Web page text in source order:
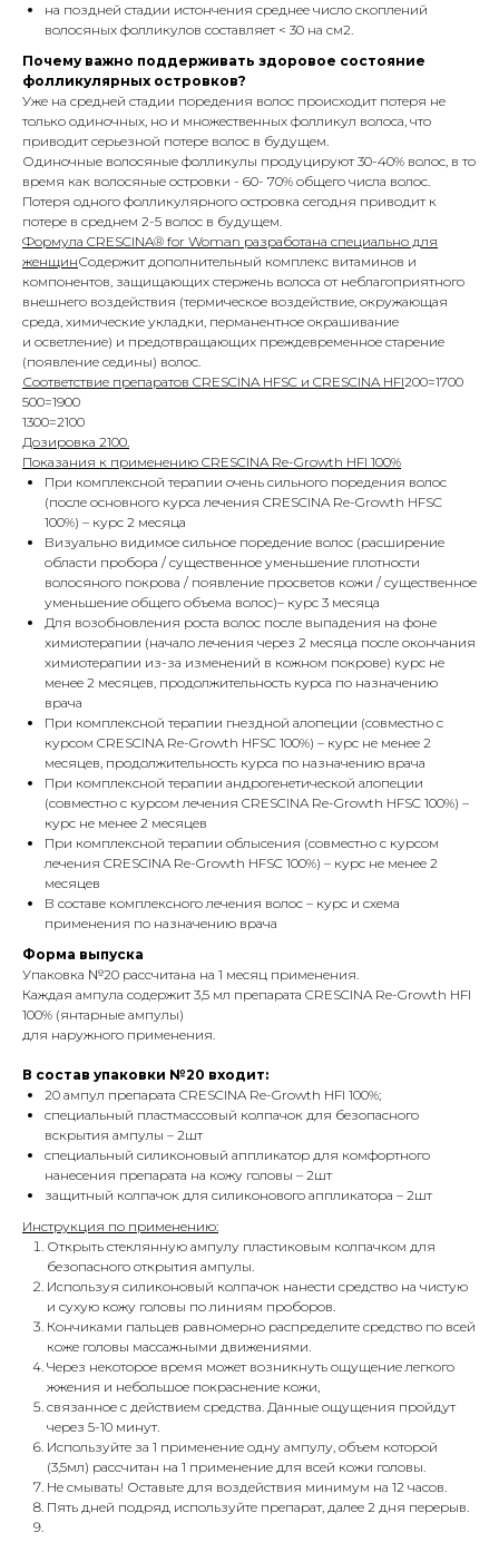
на поздней стадии истончения среднее число скоплений
волосяных фолликулов составляет < 30 на см2.
Почему важно поддерживать здоровое состояние
фолликулярных островков?
Уже на средней стадии поредения волос происходит потеря не
только одиночных, но и множественных фолликул волоса, что
приводит серьезной потере волос в будущем.
Одиночные волосяные фолликулы продуцируют 30-40% волос, в то
время как волосяные островки - 60- 70% общего числа волос.
Потеря одного фолликулярного островка сегодня приводит к
потере в среднем 2-5 волос в будущем.
Формула CRESCINA® for Woman разработана специально для
женщинСодержит дополнительный комплекс витаминов и
компонентов, защищающих стержень волоса от неблагоприятного
внешнего воздействия (термическое воздействие, окружающая
среда, химические укладки, перманентное окрашивание
и осветление) и предотвращающих преждевременное старение
(появление седины) волос.
Соответствие препаратов CRESCINA HFSC и CRESCINA HFI200=1700
500=1900
1300=2100
Дозировка 2100.
Показания к применению CRESCINA Re-Growth HFI 100%
При комплексной терапии очень сильного поредения волос
(после основного курса лечения CRESCINA Re-Growth HFSC
100%) – курс 2 месяца
Визуально видимое сильное поредение волос (расширение
области пробора / существенное уменьшение плотности
волосяного покрова / появление просветов кожи / существенное
уменьшение общего объема волос)– курс 3 месяца
Для возобновления роста волос после выпадения на фоне
химиотерапии (начало лечения через 2 месяца после окончания
химиотерапии из-за изменений в кожном покрове) курс не
менее 2 месяцев, продолжительность курса по назначению
врача
При комплексной терапии гнездной алопеции (совместно с
курсом CRESCINA Re-Growth HFSC 100%) – курс не менее 2
месяцев, продолжительность курса по назначению врача
При комплексной терапии андрогенетической алопеции
(совместно с курсом лечения CRESCINA Re-Growth HFSC 100%) –
курс не менее 2 месяцев
При комплексной терапии облысения (совместно с курсом
лечения CRESCINA Re-Growth HFSC 100%) – курс не менее 2
месяцев
В составе комплексного лечения волос – курс и схема
применения по назначению врача
Форма выпуска
Упаковка №20 рассчитана на 1 месяц применения.
Каждая ампула содержит 3,5 мл препарата CRESCINA Re-Growth HFI
100% (янтарные ампулы)
для наружного применения.
В состав упаковки №20 входит:
20 ампул препарата CRESCINA Re-Growth HFI 100%;
специальный пластмассовый колпачок для безопасного
вскрытия ампулы – 2шт
специальный силиконовый аппликатор для комфортного
нанесения препарата на кожу головы – 2шт
защитный колпачок для силиконового аппликатора – 2шт
Инструкция по применению:
Открыть стеклянную ампулу пластиковым колпачком для
безопасного открытия ампулы.
Используя силиконовый колпачок нанести средство на чистую
и сухую кожу головы по линиям проборов.
Кончиками пальцев равномерно распределите средство по всей
коже головы массажными движениями.
Через некоторое время может возникнуть ощущение легкого
жжения и небольшое покраснение кожи,
связанное с действием средства. Данные ощущения пройдут
через 5-10 минут.
Используйте за 1 применение одну ампулу, объем которой
(3,5мл) рассчитан на 1 применение для всей кожи головы.
Не смывать! Оставьте для воздействия минимум на 12 часов.
Пять дней подряд используйте препарат, далее 2 дня перерыв.